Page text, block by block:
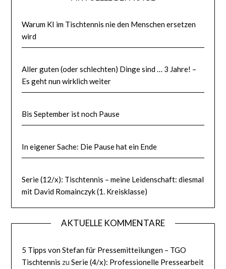
Warum KI im Tischtennis nie den Menschen ersetzen
wird
Aller guten (oder schlechten) Dinge sind … 3 Jahre! –
Es geht nun wirklich weiter
Bis September ist noch Pause
In eigener Sache: Die Pause hat ein Ende
Serie (12/x): Tischtennis – meine Leidenschaft: diesmal
mit David Romainczyk (1. Kreisklasse)
AKTUELLE KOMMENTARE
5 Tipps von Stefan für Pressemitteilungen – TGO
Tischtennis zuSerie (4/x): Professionelle Pressearbeit